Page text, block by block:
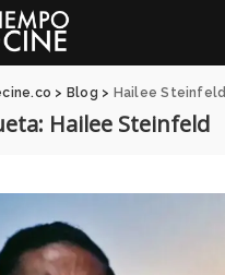
> Blog > Hailee Steinfeld
Hailee Steinfeld